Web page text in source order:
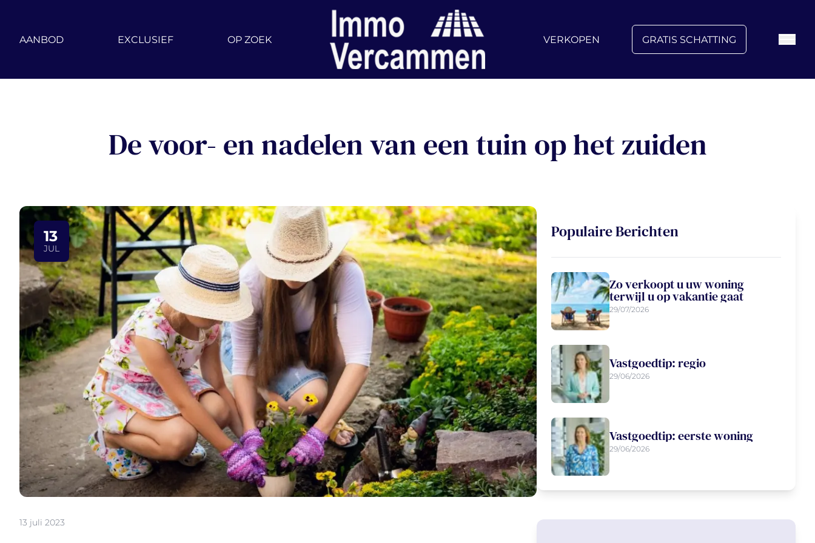
AANBOD EXCLUSIEF OP ZOEK VERKOPEN GRATIS SCHATTING
De voor- en nadelen van een tuin op het zuiden
13
JUL
13 juli 2023
Populaire Berichten
Zo verkoopt u uw woning
terwijl u op vakantie gaat
29/07/2026
Vastgoedtip: regio
29/06/2026
Vastgoedtip: eerste woning
29/06/2026